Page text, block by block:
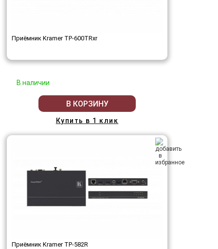
Приёмник Kramer TP-600TRxr
В наличии
В КОРЗИНУ
Купить в 1 клик
Приёмник Kramer TP-582R